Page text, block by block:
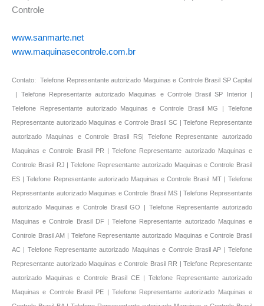
Controle
www.sanmarte.net
www.maquinasecontrole.com.br
Contato: Telefone Representante autorizado Maquinas e Controle Brasil SP Capital
| Telefone Representante autorizado Maquinas e Controle Brasil SP Interior |
Telefone Representante autorizado Maquinas e Controle Brasil MG | Telefone
Representante autorizado Maquinas e Controle Brasil SC | Telefone Representante
autorizado Maquinas e Controle Brasil RS| Telefone Representante autorizado
Maquinas e Controle Brasil PR | Telefone Representante autorizado Maquinas e
Controle Brasil RJ | Telefone Representante autorizado Maquinas e Controle Brasil
ES | Telefone Representante autorizado Maquinas e Controle Brasil MT | Telefone
Representante autorizado Maquinas e Controle Brasil MS | Telefone Representante
autorizado Maquinas e Controle Brasil GO | Telefone Representante autorizado
Maquinas e Controle Brasil DF | Telefone Representante autorizado Maquinas e
Controle Brasil AM | Telefone Representante autorizado Maquinas e Controle Brasil
AC | Telefone Representante autorizado Maquinas e Controle Brasil AP | Telefone
Representante autorizado Maquinas e Controle Brasil RR | Telefone Representante
autorizado Maquinas e Controle Brasil CE | Telefone Representante autorizado
Maquinas e Controle Brasil PE | Telefone Representante autorizado Maquinas e